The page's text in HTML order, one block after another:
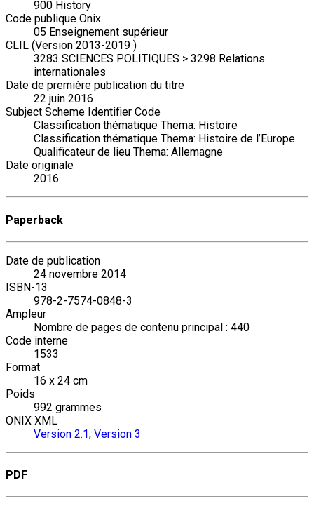
900 History
Code publique Onix
05 Enseignement supérieur
CLIL (Version 2013-2019 )
3283 SCIENCES POLITIQUES > 3298 Relations
internationales
Date de première publication du titre
22 juin 2016
Subject Scheme Identifier Code
Classification thématique Thema: Histoire
Classification thématique Thema: Histoire de l’Europe
Qualificateur de lieu Thema: Allemagne
Date originale
2016
Paperback
Date de publication
24 novembre 2014
ISBN-13
978-2-7574-0848-3
Ampleur
Nombre de pages de contenu principal : 440
Code interne
1533
Format
16 x 24 cm
Poids
992 grammes
ONIX XML
Version 2.1, Version 3
PDF